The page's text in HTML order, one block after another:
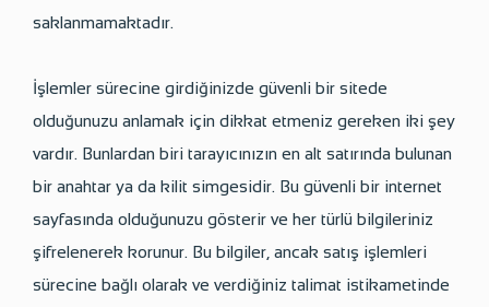
saklanmamaktadır.
İşlemler sürecine girdiğinizde güvenli bir sitede
olduğunuzu anlamak için dikkat etmeniz gereken iki şey
vardır. Bunlardan biri tarayıcınızın en alt satırında bulunan
bir anahtar ya da kilit simgesidir. Bu güvenli bir internet
sayfasında olduğunuzu gösterir ve her türlü bilgileriniz
şifrelenerek korunur. Bu bilgiler, ancak satış işlemleri
sürecine bağlı olarak ve verdiğiniz talimat istikametinde